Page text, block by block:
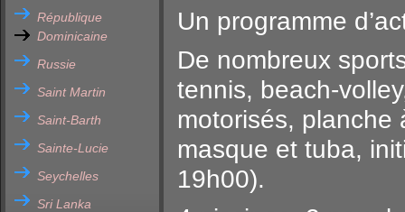
République
Dominicaine
Russie
Saint Martin
Saint-Barth
Sainte-Lucie
Seychelles
Sri Lanka
Un programme
De nombreux
tennis, beach-
motorisés, planche
masque et tuba,
19h00).